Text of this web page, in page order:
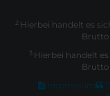
2 Hierbei handelt es
3 Hierbei handelt
Impressum